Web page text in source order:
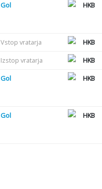
Gol HKB
Vstop vratarja HKB
Izstop vratarja HKB
Gol HKB
Gol HKB